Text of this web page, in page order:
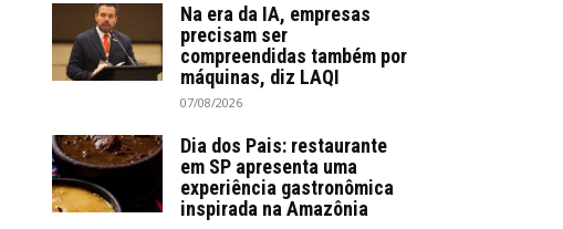
Na era da IA, empresas
precisam ser
compreendidas também por
máquinas, diz LAQI
07/08/2026
Dia dos Pais: restaurante
em SP apresenta uma
experiência gastronômica
inspirada na Amazônia